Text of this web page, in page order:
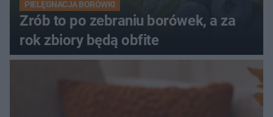
PIELĘGNACJA BORÓWKI
Zrób to po zebraniu borówek, a za
rok zbiory będą obfite